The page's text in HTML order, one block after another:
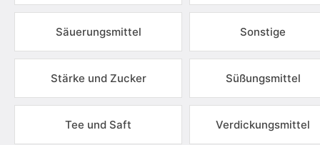
Säuerungsmittel Sonstige
Stärke und Zucker Süßungsmittel
Tee und Saft Verdickungsmittel